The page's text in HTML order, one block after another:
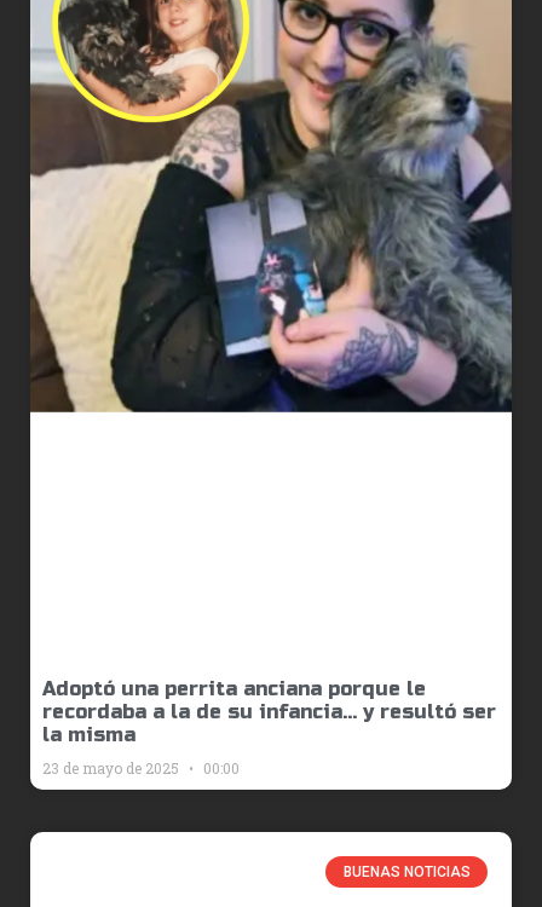
Adoptó una perrita anciana porque le
recordaba a la de su infancia… y resultó ser
la misma
23 de mayo de 2025 00:00
BUENAS NOTICIAS